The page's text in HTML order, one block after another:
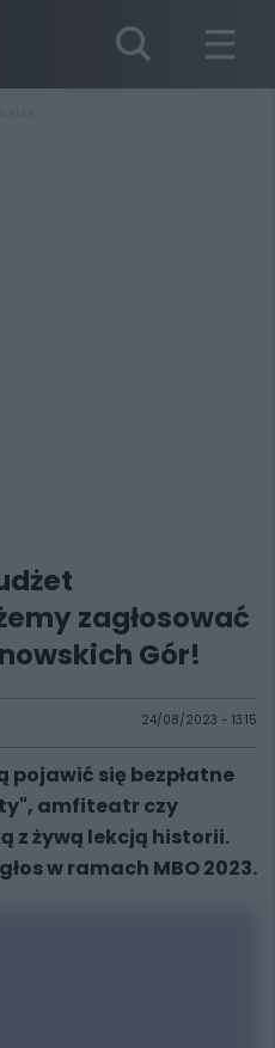
zagłosować
Gór!
24/08/2023 - 13:15
pojawić się bezpłatne
amfiteatr czy
z żywą lekcją historii.
w ramach MBO 2023.